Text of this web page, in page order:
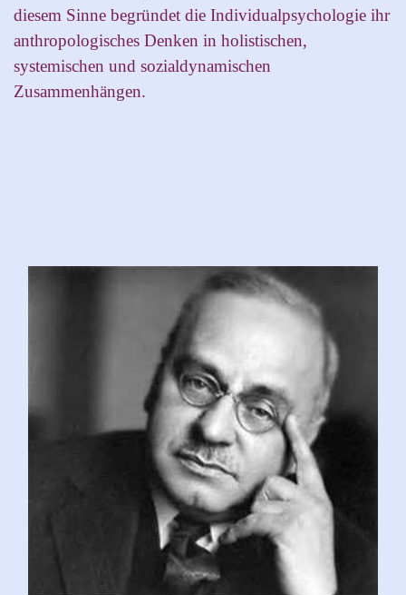
diesem Sinne begründet die Individualpsychologie ihr
anthropologisches Denken in holistischen,
systemischen und sozialdynamischen
Zusammenhängen.